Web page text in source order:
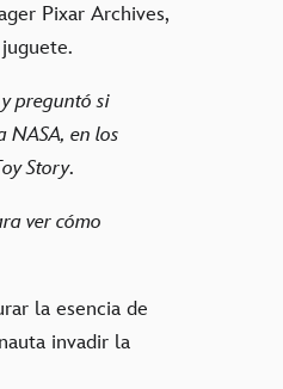
Pixar Archives,
preguntó si
NASA, en los
Story.
ver cómo
la esencia de
invadir la